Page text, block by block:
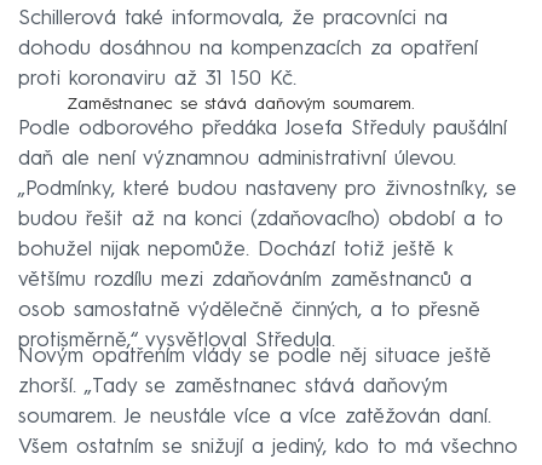
Schillerová také informovala, že pracovníci na
dohodu dosáhnou na kompenzacích za opatření
proti koronaviru až 31 150 Kč.
Zaměstnanec se stává daňovým soumarem.
Podle odborového předáka Josefa Středuly paušální
daň ale není významnou administrativní úlevou.
„Podmínky, které budou nastaveny pro živnostníky, se
budou řešit až na konci (zdaňovacího) období a to
bohužel nijak nepomůže. Dochází totiž ještě k
většímu rozdílu mezi zdaňováním zaměstnanců a
osob samostatně výdělečně činných, a to přesně
protisměrně,“ vysvětloval Středula.
Novým opatřením vlády se podle něj situace ještě
zhorší. „Tady se zaměstnanec stává daňovým
soumarem. Je neustále více a více zatěžován daní.
Všem ostatním se snižují a jediný, kdo to má všechno